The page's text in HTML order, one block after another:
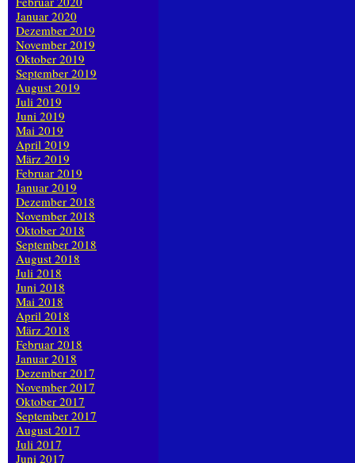
Januar 2020
Dezember 2019
November 2019
Oktober 2019
September 2019
August 2019
Juli 2019
Juni 2019
Mai 2019
April 2019
März 2019
Februar 2019
Januar 2019
Dezember 2018
November 2018
Oktober 2018
September 2018
August 2018
Juli 2018
Juni 2018
Mai 2018
April 2018
März 2018
Februar 2018
Januar 2018
Dezember 2017
November 2017
Oktober 2017
September 2017
August 2017
Juli 2017
Juni 2017